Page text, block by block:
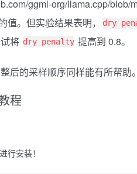
ggml-org/llama.cpp/
值。但实验结果表明， dry
将 dry penalty 提高到 0.8。
后的采样顺序同样能有所帮助。
程
行安装！